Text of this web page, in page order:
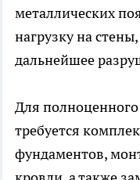
металлических
нагрузку на
дальнейшее
Для
требуется
фундаментов,